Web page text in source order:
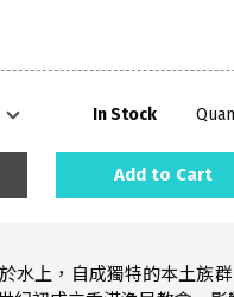
In Stock
Add to Cart
水上，自成獨特的本土族